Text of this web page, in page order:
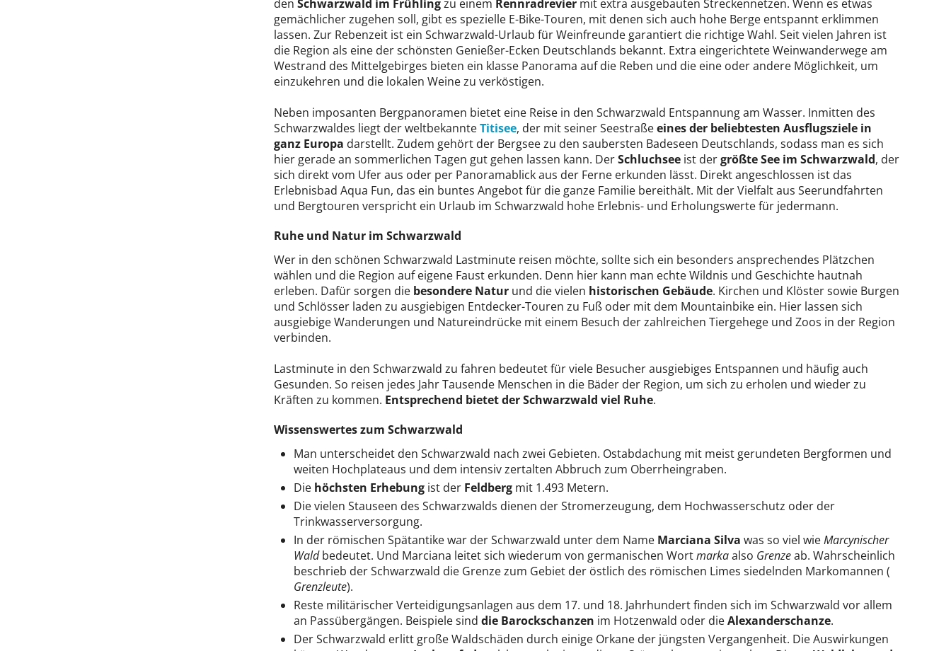
den Schwarzwald im Frühlingzu einem Rennradreviermit extra ausgebauten Streckennetzen. Wenn es etwas
gemächlicher zugehen soll, gibt es spezielle E-Bike-Touren, mit denen sich auch hohe Berge entspannt erklimmen
lassen. Zur Rebenzeit ist ein Schwarzwald-Urlaub für Weinfreunde garantiert die richtige Wahl. Seit vielen Jahren ist
die Region als eine der schönsten Genießer-Ecken Deutschlands bekannt. Extra eingerichtete Weinwanderwege am
Westrand des Mittelgebirges bieten ein klasse Panorama auf die Reben und die eine oder andere Möglichkeit, um
einzukehren und die lokalen Weine zu verköstigen.
Neben imposanten Bergpanoramen bietet eine Reise in den Schwarzwald Entspannung am Wasser. Inmitten des
Schwarzwaldes liegt der weltbekannteTitisee, der mit seiner Seestraßeeines der beliebtesten Ausflugsziele in
ganz Europa darstellt. Zudem gehört der Bergsee zu den saubersten Badeseen Deutschlands, sodass man es sich
hier gerade an sommerlichen Tagen gut gehen lassen kann. DerSchluchseeist dergrößte See im Schwarzwald, der
sich direkt vom Ufer aus oder per Panoramablick aus der Ferne erkunden lässt. Direkt angeschlossen ist das
Erlebnisbad Aqua Fun, das ein buntes Angebot für die ganze Familie bereithält. Mit der Vielfalt aus Seerundfahrten
und Bergtouren verspricht ein Urlaub im Schwarzwald hohe Erlebnis- und Erholungswerte für jedermann.
Ruhe und Natur im Schwarzwald
Wer in den schönen Schwarzwald Lastminute reisen möchte, sollte sich ein besonders ansprechendes Plätzchen
wählen und die Region auf eigene Faust erkunden. Denn hier kann man echte Wildnis und Geschichte hautnah
erleben. Dafür sorgen die besondere Naturund die vielen historischen Gebäude. Kirchen und Klöster sowie Burgen
und Schlösser laden zu ausgiebigen Entdecker-Touren zu Fuß oder mit dem Mountainbike ein. Hier lassen sich
ausgiebige Wanderungen und Natureindrücke mit einem Besuch der zahlreichen Tiergehege und Zoos in der Region
verbinden.
Lastminute in den Schwarzwald zu fahren bedeutet für viele Besucher ausgiebiges Entspannen und häufig auch
Gesunden. So reisen jedes Jahr Tausende Menschen in die Bäder der Region, um sich zu erholen und wieder zu
Kräften zu kommen. Entsprechend bietet der Schwarzwald viel Ruhe.
Wissenswertes zum Schwarzwald
Man unterscheidet den Schwarzwald nach zwei Gebieten. Ostabdachung mit meist gerundeten Bergformen und
weiten Hochplateaus und dem intensiv zertalten Abbruch zum Oberrheingraben.
Die höchsten Erhebungist der Feldbergmit 1.493 Metern.
Die vielen Stauseen des Schwarzwalds dienen der Stromerzeugung, dem Hochwasserschutz oder der
Trinkwasserversorgung.
In der römischen Spätantike war der Schwarzwald unter dem Name Marciana Silva was so viel wieMarcynischer
Waldbedeutet. Und Marciana leitet sich wiederum von germanischen Wortmarkaalso Grenzeab. Wahrscheinlich
beschrieb der Schwarzwald die Grenze zum Gebiet der östlich des römischen Limes siedelnden Markomannen (
Grenzleute).
Reste militärischer Verteidigungsanlagen aus dem 17. und 18. Jahrhundert finden sich im Schwarzwald vor allem
an Passübergängen. Beispiele sind die Barockschanzen im Hotzenwald oder dieAlexanderschanze.
Der Schwarzwald erlitt große Waldschäden durch einige Orkane der jüngsten Vergangenheit. Die Auswirkungen